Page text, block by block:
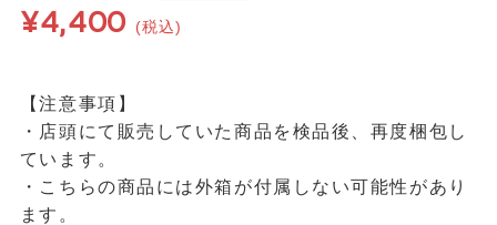
¥4,400 (税込)
【注意事項】
・店頭にて販売していた商品を検品後、再度梱包し
ています。
・こちらの商品には外箱が付属しない可能性があり
ます。